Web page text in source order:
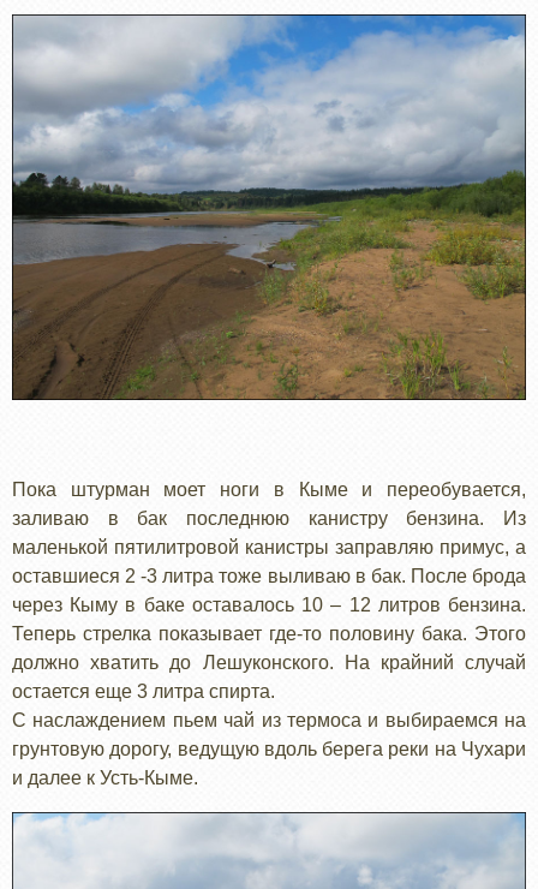
Пока штурман моет ноги в Кыме и переобувается,
заливаю в бак последнюю канистру бензина. Из
маленькой пятилитровой канистры заправляю примус, а
оставшиеся 2 -3 литра тоже выливаю в бак. После брода
через Кыму в баке оставалось 10 – 12 литров бензина.
Теперь стрелка показывает где-то половину бака. Этого
должно хватить до Лешуконского. На крайний случай
остается еще 3 литра спирта.
С наслаждением пьем чай из термоса и выбираемся на
грунтовую дорогу, ведущую вдоль берега реки на Чухари
и далее к Усть-Кыме.